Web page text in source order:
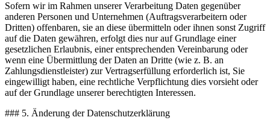
Sofern wir im Rahmen unserer Verarbeitung Daten gegenüber
anderen Personen und Unternehmen (Auftragsverarbeitern oder
Dritten) offenbaren, sie an diese übermitteln oder ihnen sonst Zugriff
auf die Daten gewähren, erfolgt dies nur auf Grundlage einer
gesetzlichen Erlaubnis, einer entsprechenden Vereinbarung oder
wenn eine Übermittlung der Daten an Dritte (wie z. B. an
Zahlungsdienstleister) zur Vertragserfüllung erforderlich ist, Sie
eingewilligt haben, eine rechtliche Verpflichtung dies vorsieht oder
auf der Grundlage unserer berechtigten Interessen.
### 5. Änderung der Datenschutzerklärung